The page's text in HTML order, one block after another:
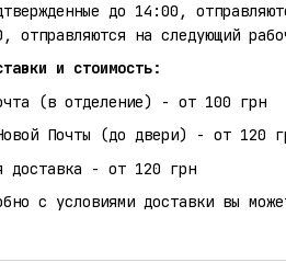
до 14:00,
отправляются на следующий
и стоимость:
(в отделение) - от 100 грн
Почты (до двери) - от 120
доставка - от 120 грн
с условиями доставки вы